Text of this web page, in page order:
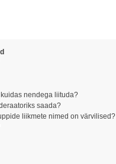
nendega liituda?
saada?
liikmete nimed on värvilised?